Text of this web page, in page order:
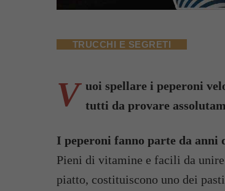
TRUCCHI E SEGRETI
V uoi spellare i peperoni
tutti da provare
I peperoni fanno parte da anni
Pieni di vitamine e facili da
piatto, costituiscono uno dei